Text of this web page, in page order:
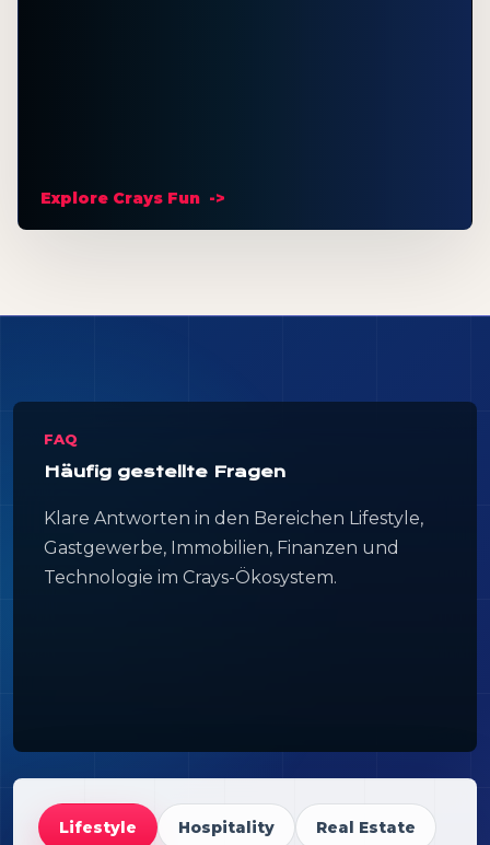
Explore Crays Fun
FAQ
Häufig gestellte Fragen
Klare Antworten in den Bereichen Lifestyle,
Gastgewerbe, Immobilien, Finanzen und
Technologie im Crays-Ökosystem.
Lifestyle Hospitality Real Estate